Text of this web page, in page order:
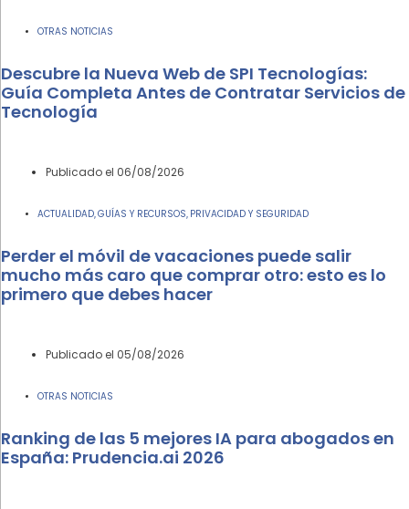
OTRAS NOTICIAS
Descubre la Nueva Web de SPI Tecnologías:
Guía Completa Antes de Contratar Servicios de
Tecnología
Publicado el 06/08/2026
ACTUALIDAD,GUÍAS Y RECURSOS, PRIVACIDAD Y SEGURIDAD
Perder el móvil de vacaciones puede salir
mucho más caro que comprar otro: esto es lo
primero que debes hacer
Publicado el 05/08/2026
OTRAS NOTICIAS
Ranking de las 5 mejores IA para abogados en
España: Prudencia.ai 2026